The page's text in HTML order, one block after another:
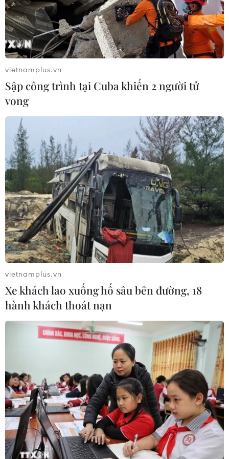
VietnamPlus trao quà cho cựu chiến binh
có 3 người con bị nhiễm dioxin
25/07/2019 13:21
Những món quà đầy lòng nhân ái đã được Báo Điện tử
VietnamPlus - Thông tấn xã Việt Nam và Ngân hàng
Agribank trao tận tay gia đình cựu chiến binh Đỗ Văn Ty
vietnamplus.vn
Sập công trình tại Cuba khiến 2 người tử
vong
vietnamplus.vn
Xe khách lao xuống hố sâu bên đường, 18
hành khách thoát nạn